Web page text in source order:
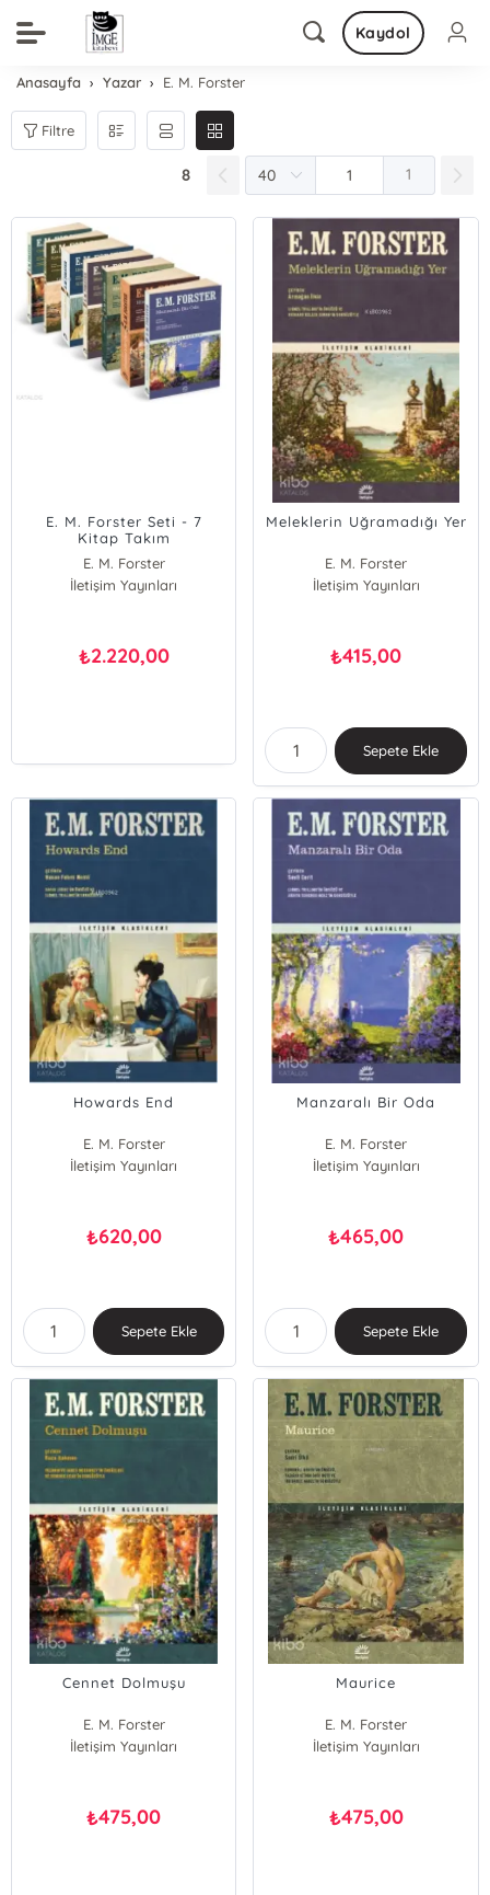
Kaydol
Anasayfa Yazar E. M. Forster
Filtre
8 1
E. M. Forster Seti - 7
Kitap Takım
E. M. Forster
İletişim Yayınları
₺2.220,00
Meleklerin Uğramadığı Yer
E. M. Forster
İletişim Yayınları
₺415,00
Sepete Ekle
Howards End
E. M. Forster
İletişim Yayınları
₺620,00
Sepete Ekle
Manzaralı Bir Oda
E. M. Forster
İletişim Yayınları
₺465,00
Sepete Ekle
Cennet Dolmuşu
E. M. Forster
İletişim Yayınları
₺475,00
Maurice
E. M. Forster
İletişim Yayınları
₺475,00